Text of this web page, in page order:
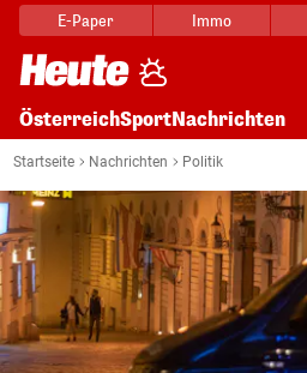
E-Paper Immo
ÖsterreichSportNachrichten
Startseite Nachrichten Politik